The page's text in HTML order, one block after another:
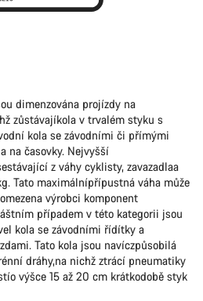
dimenzována projízdy na
zůstávajíkola v trvalém styku s
kola se závodními či přímými
na časovky. Nejvyšší
z váhy cyklisty, zavazadlaa
Tato maximálnípřípustná váha může
výrobci komponent
případem v této kategorii jsou
kola se závodními řídítky a
Tato kola jsou navíczpůsobilá
dráhy,na nichž ztrácí pneumatiky
výšce 15 až 20 cm krátkodobě styk